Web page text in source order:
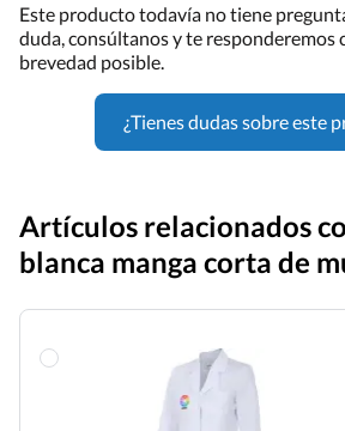
Este producto todavía no tiene
duda, consúltanos y te responderemos
brevedad posible.
¿Tienes dudas sobre este
Artículos relacionados
blanca manga corta de